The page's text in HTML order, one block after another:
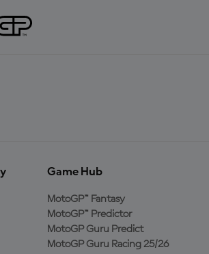
Game Hub
MotoGP™ Fantasy
MotoGP™ Predictor
MotoGP Guru Predict
MotoGP Guru Racing 25/26